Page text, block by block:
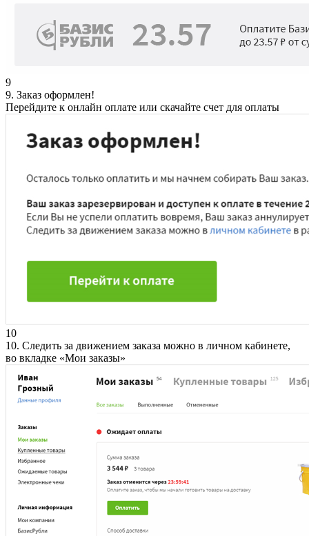
9
9. Заказ оформлен!
Перейдите к онлайн оплате или скачайте счет для оплаты
10
10. Следить за движением заказа можно в личном кабинете,
во вкладке «Мои заказы»